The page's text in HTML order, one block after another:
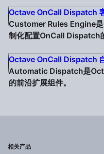
Octave OnCall Dispatch
Customer Rules Engine
制化配置OnCall Dispatch
Octave OnCall Dispatch
Automatic Dispatch是
的前沿扩展组件。
相关产品